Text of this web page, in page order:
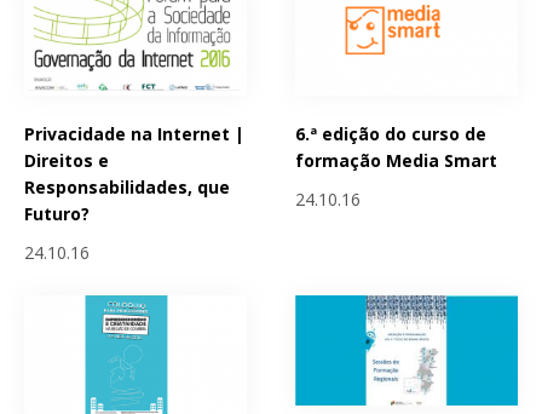
Privacidade na Internet |
Direitos e
Responsabilidades, que
Futuro?
24.10.16
6.ª edição do curso de
formação Media Smart
24.10.16